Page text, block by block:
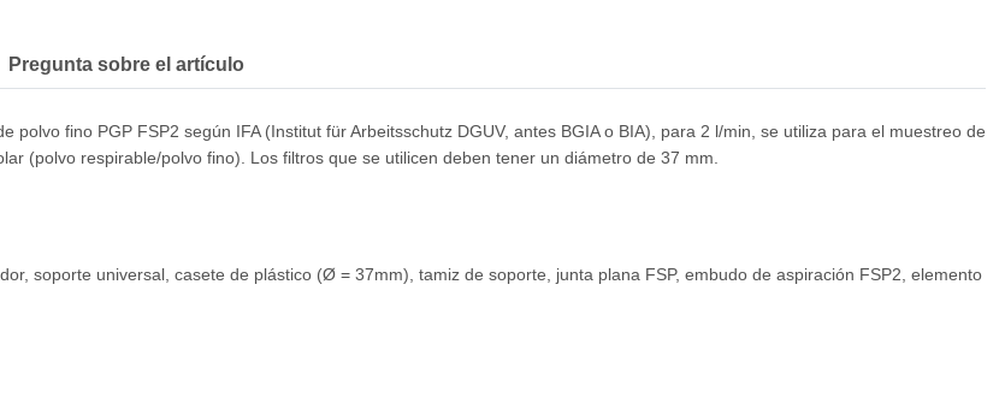
Pregunta sobre el artículo
polvo fino PGP FSP2 según IFA (Institut für Arbeitsschutz DGUV, antes BGIA o BIA), para 2 l/min, se utiliza para el muestreo de
(polvo respirable/polvo fino). Los filtros que se utilicen deben tener un diámetro de 37 mm.
soporte universal, casete de plástico (Ø = 37mm), tamiz de soporte, junta plana FSP, embudo de aspiración FSP2, elemento